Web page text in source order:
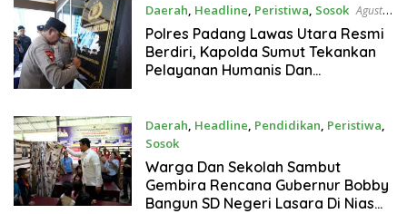
Daerah, Headline, Peristiwa, Sosok Agustus
7, 2026
Polres Padang Lawas Utara Resmi
Berdiri, Kapolda Sumut Tekankan
Pelayanan Humanis Dan
Daerah, Headline, Pendidikan, Peristiwa,
Sosok
Agustus 7, 2026
Warga Dan Sekolah Sambut
Gembira Rencana Gubernur Bobby
Bangun SD Negeri Lasara Di Nias